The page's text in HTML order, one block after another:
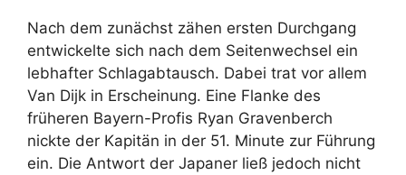
Nach dem zunächst zähen ersten Durchgang
entwickelte sich nach dem Seitenwechsel ein
lebhafter Schlagabtausch. Dabei trat vor allem
Van Dijk in Erscheinung. Eine Flanke des
früheren Bayern-Profis Ryan Gravenberch
nickte der Kapitän in der 51. Minute zur Führung
ein. Die Antwort der Japaner ließ jedoch nicht